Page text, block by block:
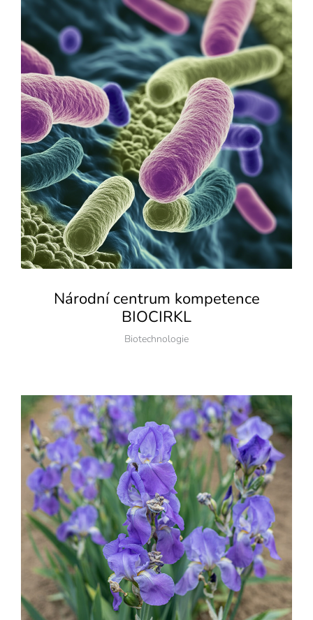
Národní centrum kompetence
BIOCIRKL
Biotechnologie